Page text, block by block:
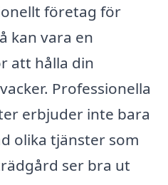
företag för
kan vara en
att hålla din
Professionella
erbjuder inte bara
olika tjänster som
ser bra ut